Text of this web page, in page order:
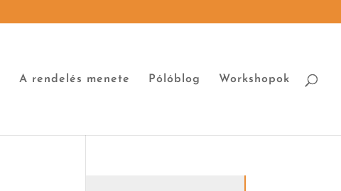
A rendelés menete Pólóblog Workshopok